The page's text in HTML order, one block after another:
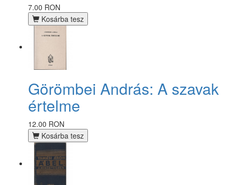
7.00 RON
Kosárba tesz
Görömbei András: A szavak
értelme
12.00 RON
Kosárba tesz